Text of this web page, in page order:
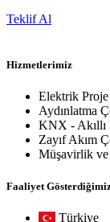
Teklif Al
Hizmetlerimiz
Elektrik Proje
Aydınlatma
KNX - Akıllı
Zayıf Akım
Müşavirlik ve
Faaliyet
Türkiye